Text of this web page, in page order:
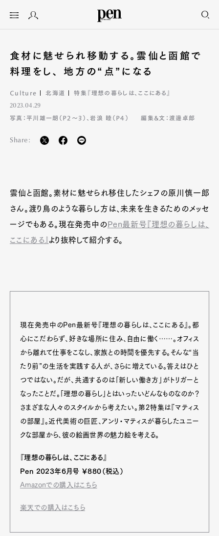
食材に魅せられ移動する。雲仙と函館で
料理をし、 地方の“点”になる
Culture 北海道 特集『理想の暮らしは、ここにある』
2023.04.29
写真：平川雄一朗（P2〜3）、岩浪 睦（P4）
編集&文：渡邊卓郎
Share:
雲仙と函館。素材に魅せられ移住したシェフの原川慎一郎
さん。渡り鳥のような暮らし方は、未来を生きるためのメッセ
ージでもある。現在発売中の Pen最新号『理想の暮らしは、
ここにある』 より抜粋して紹介する。
現在発売中のPen最新号『理想の暮らしは、ここにある』。都
心にこだわらず、好きな場所に住み、自由に働く……。オフィス
から離れて仕事をこなし、家族との時間を優先する。そんな“当
たり前”の生活を実践する人が、さらに増えている。答えはひと
つではない。だが、共通するのは「新しい働き方」がトリガーと
なったことだ。「理想の暮らし」とはいったいどんなものなのか？
さまざまな人々のスタイルから考えたい。第2特集は『マティス
の部屋』。近代美術の巨匠、アンリ・マティスが暮らしたユニー
クな部屋から、彼の絵画世界の魅力絵を考える。
『理想の暮らしは、ここにある』
Pen 2023年6月号 ￥880（税込）
Amazonでの購入はこちら
楽天での購入はこちら